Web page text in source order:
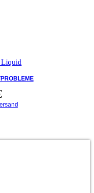
Liquid